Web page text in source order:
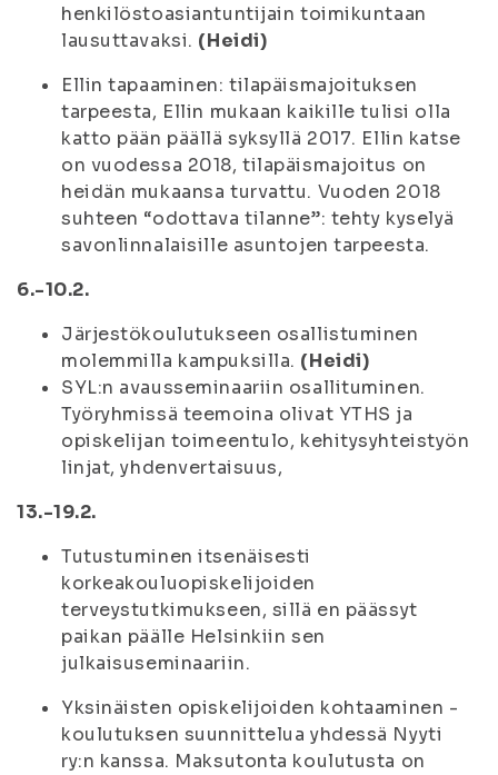
henkilöstoasiantuntijain toimikuntaan
lausuttavaksi. (Heidi)
Ellin tapaaminen: tilapäismajoituksen
tarpeesta, Ellin mukaan kaikille tulisi olla
katto pään päällä syksyllä 2017. Ellin katse
on vuodessa 2018, tilapäismajoitus on
heidän mukaansa turvattu. Vuoden 2018
suhteen “odottava tilanne”: tehty kyselyä
savonlinnalaisille asuntojen tarpeesta.
6.-10.2.
Järjestökoulutukseen osallistuminen
molemmilla kampuksilla. (Heidi)
SYL:n avausseminaariin osallituminen.
Työryhmissä teemoina olivat YTHS ja
opiskelijan toimeentulo, kehitysyhteistyön
linjat, yhdenvertaisuus,
13.-19.2.
Tutustuminen itsenäisesti
korkeakouluopiskelijoiden
terveystutkimukseen, sillä en päässyt
paikan päälle Helsinkiin sen
julkaisuseminaariin.
Yksinäisten opiskelijoiden kohtaaminen -
koulutuksen suunnittelua yhdessä Nyyti
ry:n kanssa. Maksutonta koulutusta on